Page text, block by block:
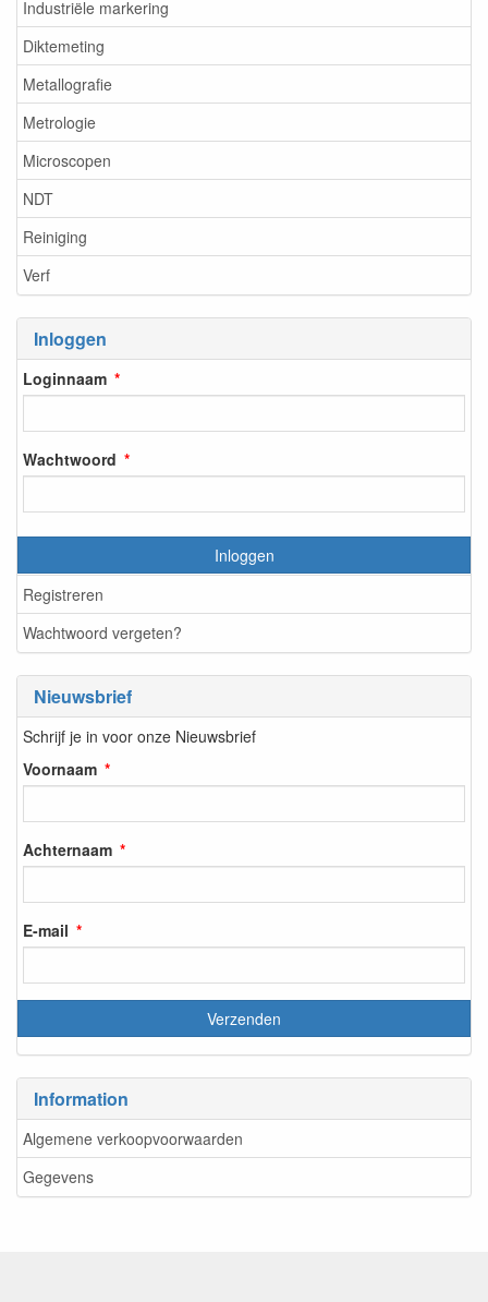
Industriële markering
Diktemeting
Metallografie
Metrologie
Microscopen
NDT
Reiniging
Verf
Inloggen
Loginnaam
Wachtwoord
Inloggen
Registreren
Wachtwoord vergeten?
Nieuwsbrief
Schrijf je in voor onze Nieuwsbrief
Voornaam
Achternaam
E-mail
Information
Algemene verkoopvoorwaarden
Gegevens